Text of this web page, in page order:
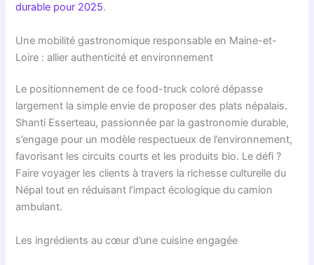
durable pour 2025.
Une mobilité gastronomique responsable en Maine-et-
Loire : allier authenticité et environnement
Le positionnement de ce food-truck coloré dépasse
largement la simple envie de proposer des plats népalais.
Shanti Esserteau, passionnée par la gastronomie durable,
s’engage pour un modèle respectueux de l’environnement,
favorisant les circuits courts et les produits bio. Le défi ?
Faire voyager les clients à travers la richesse culturelle du
Népal tout en réduisant l’impact écologique du camion
ambulant.
Les ingrédients au cœur d’une cuisine engagée